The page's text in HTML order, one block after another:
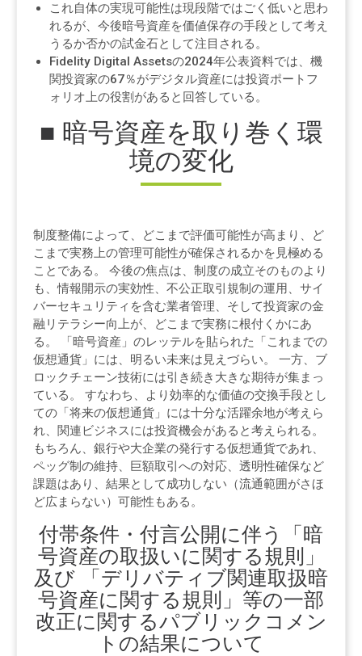
これ自体の実現可能性は現段階ではごく低いと思わ
れるが、今後暗号資産を価値保存の手段として考え
うるか否かの試金石として注目される。
Fidelity Digital Assetsの2024年公表資料では、機
関投資家の67％がデジタル資産には投資ポートフ
ォリオ上の役割があると回答している。
■ 暗号資産を取り巻く環
境の変化
制度整備によって、どこまで評価可能性が高まり、ど
こまで実務上の管理可能性が確保されるかを見極める
ことである。 今後の焦点は、制度の成立そのものより
も、情報開示の実効性、不公正取引規制の運用、サイ
バーセキュリティを含む業者管理、そして投資家の金
融リテラシー向上が、どこまで実務に根付くかにあ
る。 「暗号資産」のレッテルを貼られた「これまでの
仮想通貨」には、明るい未来は見えづらい。 一方、ブ
ロックチェーン技術には引き続き大きな期待が集まっ
ている。 すなわち、より効率的な価値の交換手段とし
ての「将来の仮想通貨」には十分な活躍余地が考えら
れ、関連ビジネスには投資機会があると考えられる。
もちろん、銀行や大企業の発行する仮想通貨であれ、
ペッグ制の維持、巨額取引への対応、透明性確保など
課題はあり、結果として成功しない（流通範囲がさほ
ど広まらない）可能性もある。
付帯条件・付言公開に伴う「暗
号資産の取扱いに関する規則」
及び 「デリバティブ関連取扱暗
号資産に関する規則」等の一部
改正に関するパブリックコメン
トの結果について